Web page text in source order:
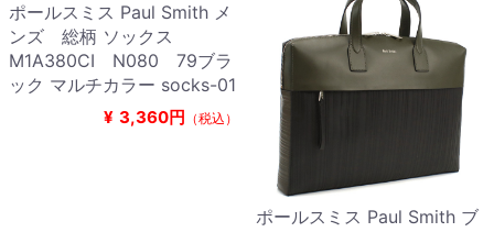
ポールスミス Paul Smith メ
ンズ 総柄 ソックス
M1A380CI N080 79ブラ
ック マルチカラー socks-01
¥ 3,360円 （税込）
ポールスミス Paul Smith ブ